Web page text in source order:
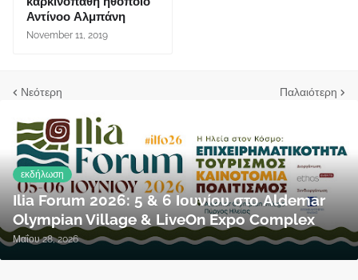
Αντίνοο Αλμπάνη
November 11, 2019
Νεότερη Παλαιότερη
εκδήλωση
Ilia Forum 2026: 5 & 6 Ιουνίου στο Aldemar
Olympian Village & LiveOn Expo Complex
Μαΐου 28, 2026